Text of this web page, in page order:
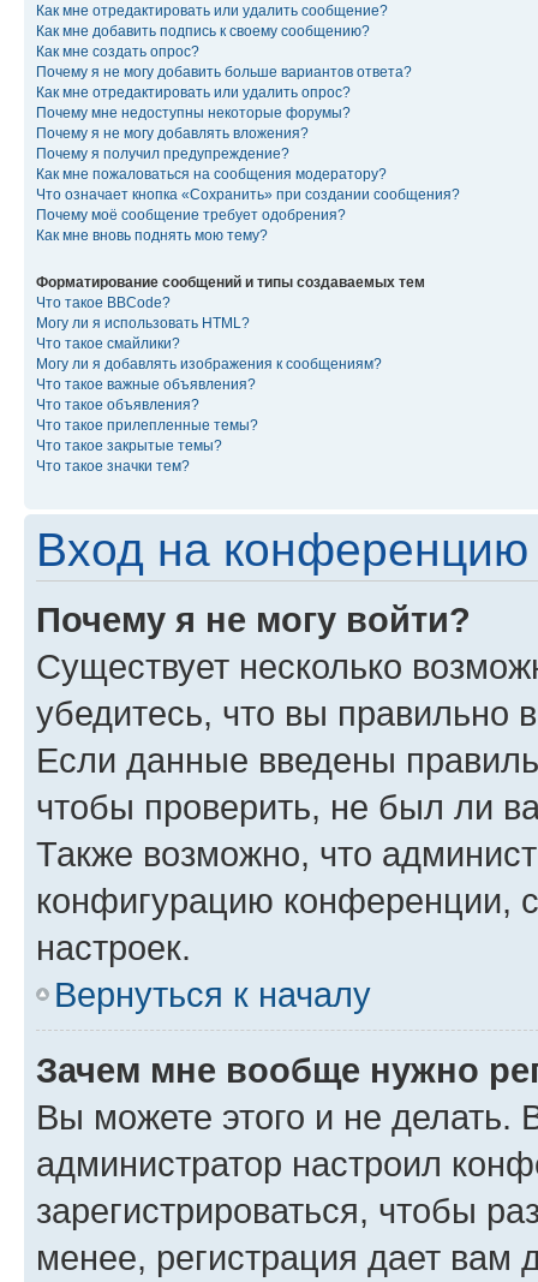
Как мне отредактировать или удалить сообщение?
Как мне добавить подпись к своему сообщению?
Как мне создать опрос?
Почему я не могу добавить больше вариантов ответа?
Как мне отредактировать или удалить опрос?
Почему мне недоступны некоторые форумы?
Почему я не могу добавлять вложения?
Почему я получил предупреждение?
Как мне пожаловаться на сообщения модератору?
Что означает кнопка «Сохранить» при создании сообщения?
Почему моё сообщение требует одобрения?
Как мне вновь поднять мою тему?
Форматирование сообщений и типы создаваемых тем
Что такое BBCode?
Могу ли я использовать HTML?
Что такое смайлики?
Могу ли я добавлять изображения к сообщениям?
Что такое важные объявления?
Что такое объявления?
Что такое прилепленные темы?
Что такое закрытые темы?
Что такое значки тем?
Вход на конференцию
Почему я не могу войти?
Существует несколько
убедитесь, что вы правильно
Если данные введены
чтобы проверить, не был ли
Также возможно, что
конфигурацию конференции,
настроек.
Вернуться к началу
Зачем мне вообще нужно
Вы можете этого и не делать.
администратор настроил
зарегистрироваться, чтобы
менее, регистрация дает вам